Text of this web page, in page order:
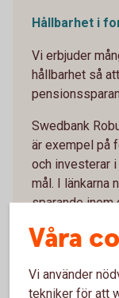
Hållbarhet i
Vi erbjuder
hållbarhet så
Swedbank
är exempel på
och investerar
mål. I länkarna
sparande
Global
fokus på en
utveckling
Våra
Vi använder
tekniker för att